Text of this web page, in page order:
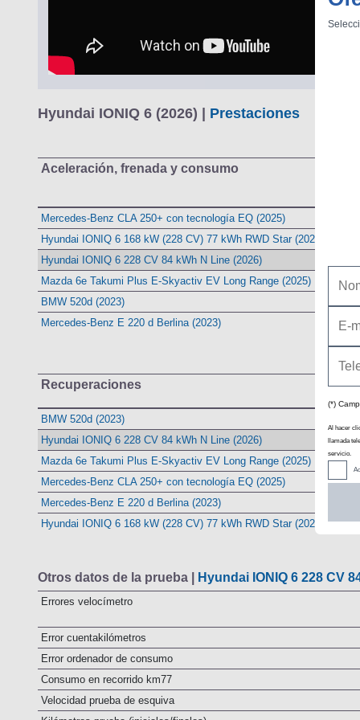
Hyundai IONIQ 6 (2026) | Prestaciones
Aceleración, frenada y consumo
Mercedes-Benz CLA 250+ con tecnología EQ (2025)
Hyundai IONIQ 6 168 kW (228 CV) 77 kWh RWD Star (2023-2025)
Hyundai IONIQ 6 228 CV 84 kWh N Line (2026)
Mazda 6e Takumi Plus E-Skyactiv EV Long Range (2025)
BMW 520d (2023)
Mercedes-Benz E 220 d Berlina (2023)
Recuperaciones
BMW 520d (2023)
Hyundai IONIQ 6 228 CV 84 kWh N Line (2026)
Mazda 6e Takumi Plus E-Skyactiv EV Long Range (2025)
Mercedes-Benz CLA 250+ con tecnología EQ (2025)
Mercedes-Benz E 220 d Berlina (2023)
Hyundai IONIQ 6 168 kW (228 CV) 77 kWh RWD Star (2023-2025)
Otros datos de la prueba | Hyundai IONIQ 6 228 CV
Errores velocímetro
Error cuentakilómetros
Error ordenador de consumo
Consumo en recorrido km77
Velocidad prueba de esquiva
(*)
Al hacer
llamada
servicio.